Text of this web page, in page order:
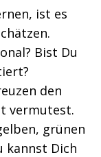
ist es
Bist Du
den
vermutest.
grünen
kannst Dich